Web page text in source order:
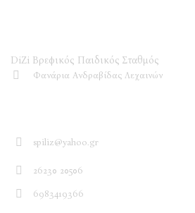
DiZi Βρεφικός Παιδικός Σταθμός
Φανάρια Ανδραβίδας Λεχαινών
spiliz@yahoo.gr
26230 20506
6983419366